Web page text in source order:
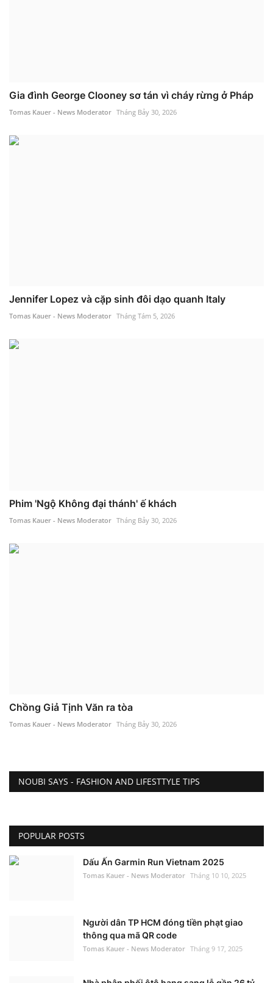
Gia đình George Clooney sơ tán vì cháy rừng ở Pháp
Tomas Kauer - News Moderator Tháng Bảy 30, 2026
Jennifer Lopez và cặp sinh đôi dạo quanh Italy
Tomas Kauer - News Moderator Tháng Tám 5, 2026
Phim 'Ngộ Không đại thánh' ế khách
Tomas Kauer - News Moderator Tháng Bảy 30, 2026
Chồng Giả Tịnh Văn ra tòa
Tomas Kauer - News Moderator Tháng Bảy 30, 2026
NOUBI SAYS - FASHION AND LIFESTTYLE TIPS
POPULAR POSTS
Dấu Ấn Garmin Run Vietnam 2025
Tomas Kauer - News Moderator Tháng 10 10, 2025
Người dân TP HCM đóng tiền phạt giao
thông qua mã QR code
Tomas Kauer - News Moderator Tháng 9 17, 2025